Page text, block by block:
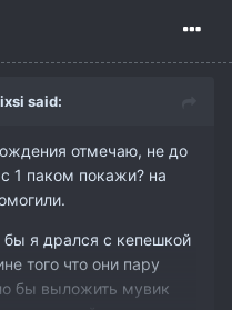
said:
отмечаю, не до
1 паком покажи? на
я дрался с кепешкой
того что они пару
бы выложить мувик